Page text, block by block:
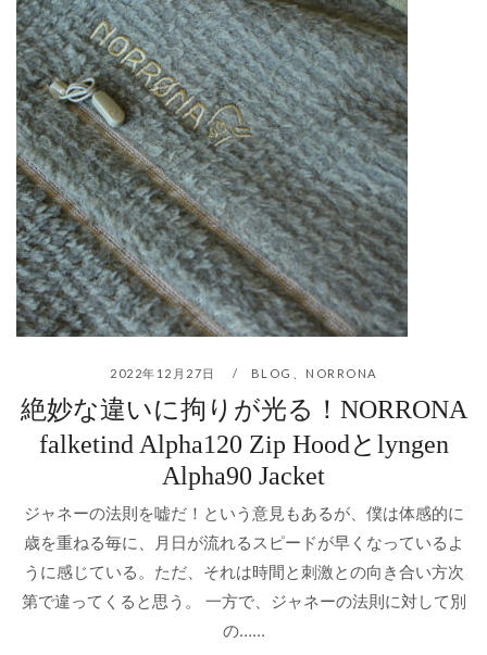
2022年12月27日 BLOG NORRONA
絶妙な違いに拘りが光る！NORRONA
falketind Alpha120 Zip Hoodとlyngen
Alpha90 Jacket
ジャネーの法則を嘘だ！という意見もあるが、僕は体感的に
歳を重ねる毎に、月日が流れるスピードが早くなっているよ
うに感じている。ただ、それは時間と刺激との向き合い方次
第で違ってくると思う。 一方で、ジャネーの法則に対して別
の…...